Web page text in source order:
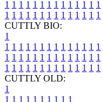
1 1 1 1 1 1 1 1 1 1 1 1 1 1
1 1 1 1 1 1 1 1 1 1 1 1 1 1
CUTTLY BIO:
1
1 1 1 1 1 1 1 1 1 1 1 1 1 1
1 1 1 1 1 1 1 1 1 1 1 1 1 1
1 1 1 1 1 1 1 1 1 1 1 1 1 1
CUTTLY OLD:
1
1 1 1 1 1 1 1 1 1 1